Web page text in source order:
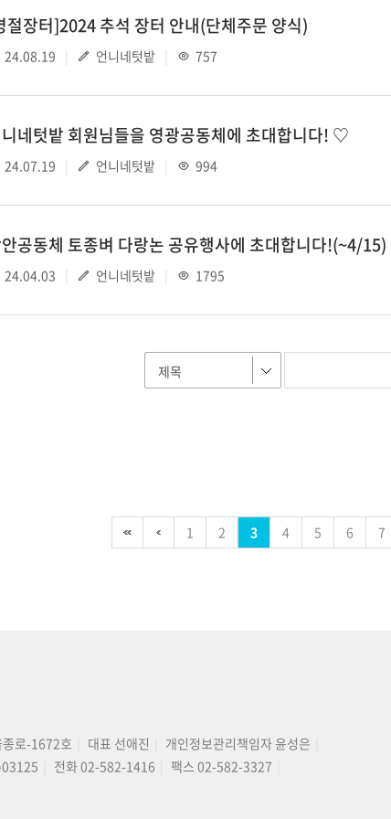
절장터]2024 추석 장터 안내(단체주문 양식)
24.08.19 언니네텃밭 757
네텃밭 회원님들을 영광공동체에 초대합니다! ♡
24.07.19 언니네텃밭 994
공동체 토종벼 다랑논 공유행사에 초대합니다!(~4/15)
24.04.03 언니네텃밭 1795
1 2 3 4 5 6 7
로-1672호 대표 선애진
개인정보관리책임자 윤성은
전화 02-582-1416
팩스 02-582-3327